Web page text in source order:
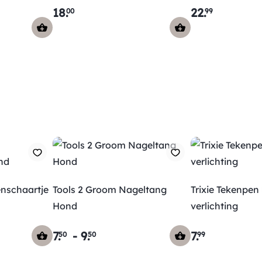
18.00 22.99
Tools 2 Groom Nageltang
Hond
7.50 - 9.50
Trixie Tekenpen
verlichting
7.99